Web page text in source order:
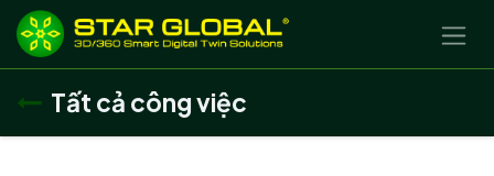
BỎ QUA ĐỂ ĐẾN NỘI DUNG
Tất cả công việc